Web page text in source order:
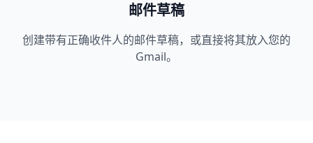
邮件草稿
创建带有正确收件人的邮件草稿，或直接将其放入您的
Gmail。